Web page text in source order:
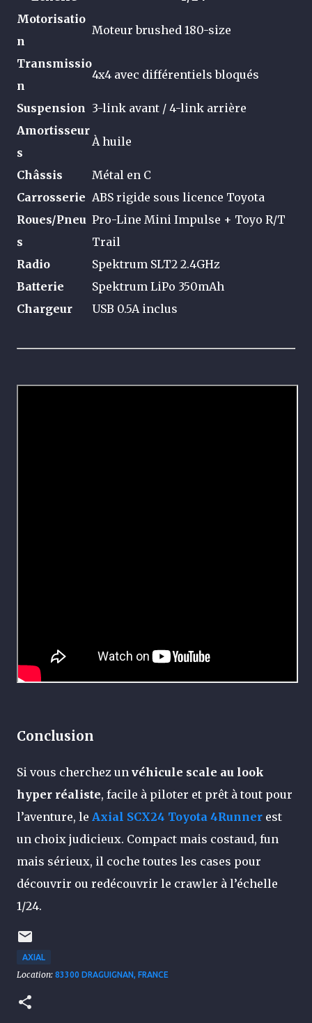
Motorisatio
n
Moteur brushed 180-size
Transmissio
n
4x4 avec différentiels bloqués
Suspension 3-link avant / 4-link arrière
Amortisseur
s
À huile
Châssis
Métal en C
Carrosserie ABS rigide sous licence Toyota
Roues/Pneu
s
Pro-Line Mini Impulse + Toyo R/T
Trail
Radio
Spektrum SLT2 2.4GHz
Batterie
Spektrum LiPo 350mAh
Chargeur
USB 0.5A inclus
Conclusion
Si vous cherchez un véhicule scale au look
hyper réaliste, facile à piloter et prêt à tout pour
l’aventure, le Axial SCX24 Toyota 4Runner est
un choix judicieux. Compact mais costaud, fun
mais sérieux, il coche toutes les cases pour
découvrir ou redécouvrir le crawler à l’échelle
1/24.
AXIAL
Location: 83300 DRAGUIGNAN, FRANCE